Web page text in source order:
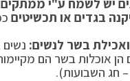
יש לשמח ע"י ממתקים
בגדים או תכשיטים
ואכילת בשר לנשים: נשים
הן אוכלות בשר הם
חג השבועות).